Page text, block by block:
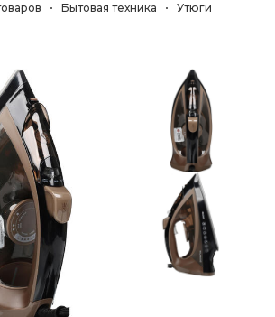
Бытовая техника Утюги